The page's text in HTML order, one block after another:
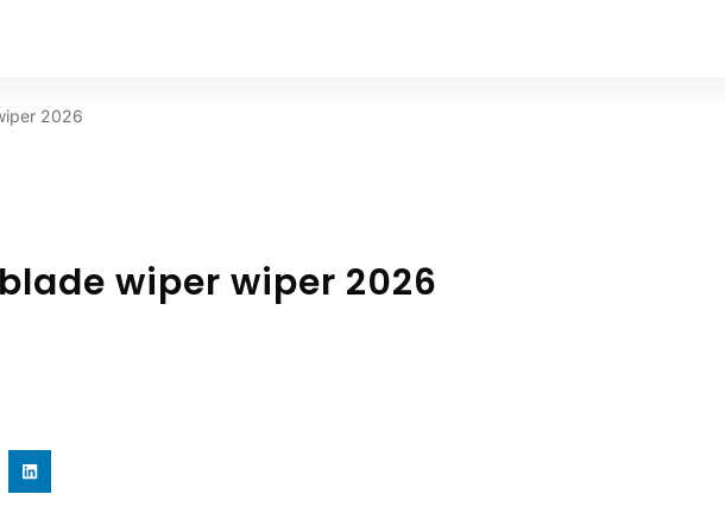
2026
wiper wiper 2026